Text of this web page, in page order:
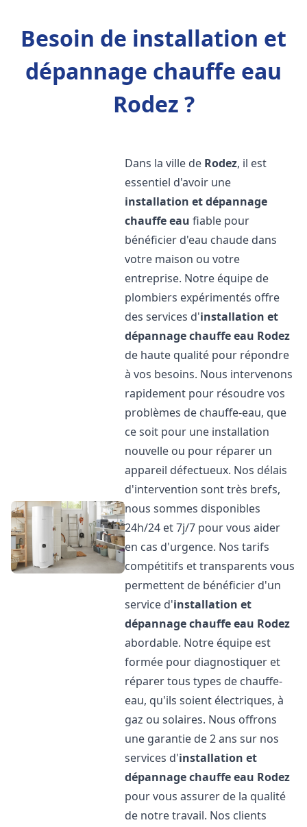
Besoin de installation et
dépannage chauffe eau
Rodez ?
Dans la ville de Rodez, il est
essentiel d'avoir une
installation et dépannage
chauffe eau fiable pour
bénéficier d'eau chaude dans
votre maison ou votre
entreprise. Notre équipe de
plombiers expérimentés offre
des services d'installation et
dépannage chauffe eau Rodez
de haute qualité pour répondre
à vos besoins. Nous intervenons
rapidement pour résoudre vos
problèmes de chauffe-eau, que
ce soit pour une installation
nouvelle ou pour réparer un
appareil défectueux. Nos délais
d'intervention sont très brefs,
nous sommes disponibles
24h/24 et 7j/7 pour vous aider
en cas d'urgence. Nos tarifs
compétitifs et transparents vous
permettent de bénéficier d'un
service d'installation et
dépannage chauffe eau Rodez
abordable. Notre équipe est
formée pour diagnostiquer et
réparer tous types de chauffe-
eau, qu'ils soient électriques, à
gaz ou solaires. Nous offrons
une garantie de 2 ans sur nos
services d'installation et
dépannage chauffe eau Rodez
pour vous assurer de la qualité
de notre travail. Nos clients